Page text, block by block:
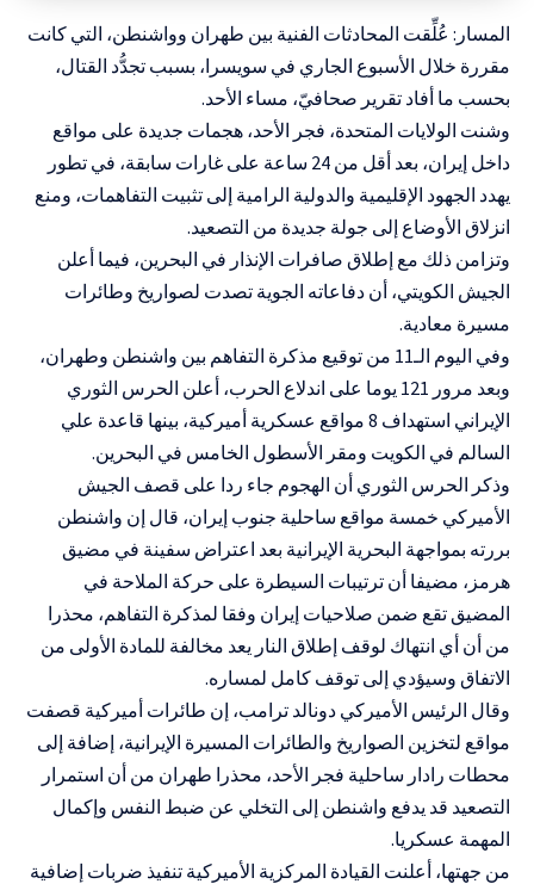
المسار: عُلِّقت المحادثات الفنية بين طهران وواشنطن، التي كانت
مقررة خلال الأسبوع الجاري في سويسرا، بسبب تجدُّد القتال،
بحسب ما أفاد تقرير صحافيّ، مساء الأحد.
وشنت الولايات المتحدة، فجر الأحد، هجمات جديدة على مواقع
داخل إيران، بعد أقل من 24 ساعة على غارات سابقة، في تطور
يهدد الجهود الإقليمية والدولية الرامية إلى تثبيت التفاهمات، ومنع
انزلاق الأوضاع إلى جولة جديدة من التصعيد.
وتزامن ذلك مع إطلاق صافرات الإنذار في البحرين، فيما أعلن
الجيش الكويتي، أن دفاعاته الجوية تصدت لصواريخ وطائرات
مسيرة معادية.
وفي اليوم الـ11 من توقيع مذكرة التفاهم بين واشنطن وطهران،
وبعد مرور 121 يوما على اندلاع الحرب، أعلن الحرس الثوري
الإيراني استهداف 8 مواقع عسكرية أميركية، بينها قاعدة علي
السالم في الكويت ومقر الأسطول الخامس في البحرين.
وذكر الحرس الثوري أن الهجوم جاء ردا على قصف الجيش
الأميركي خمسة مواقع ساحلية جنوب إيران، قال إن واشنطن
بررته بمواجهة البحرية الإيرانية بعد اعتراض سفينة في مضيق
هرمز، مضيفا أن ترتيبات السيطرة على حركة الملاحة في
المضيق تقع ضمن صلاحيات إيران وفقا لمذكرة التفاهم، محذرا
من أن أي انتهاك لوقف إطلاق النار يعد مخالفة للمادة الأولى من
الاتفاق وسيؤدي إلى توقف كامل لمساره.
وقال الرئيس الأميركي دونالد ترامب، إن طائرات أميركية قصفت
مواقع لتخزين الصواريخ والطائرات المسيرة الإيرانية، إضافة إلى
محطات رادار ساحلية فجر الأحد، محذرا طهران من أن استمرار
التصعيد قد يدفع واشنطن إلى التخلي عن ضبط النفس وإكمال
المهمة عسكريا.
من جهتها، أعلنت القيادة المركزية الأميركية تنفيذ ضربات إضافية